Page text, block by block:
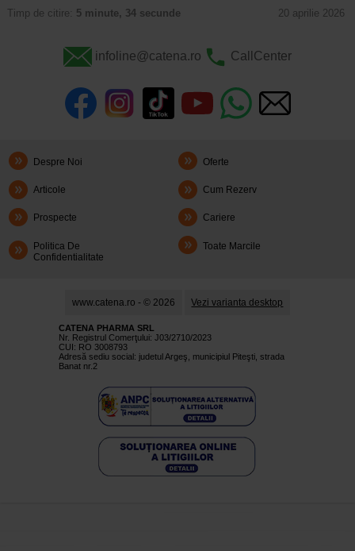
Timp de citire: 5 minute, 34 secunde 20 aprilie 2026
infoline@catena.ro CallCenter
Despre Noi Oferte
Articole Cum Rezerv
Prospecte Cariere
Politica De
Confidentialitate
Toate Marcile
www.catena.ro - © 2026 Vezi varianta desktop
CATENA PHARMA SRL
Nr. Registrul Comerţului: J03/2710/2023
CUI: RO 3008793
Adresă sediu social: judetul Argeş, municipiul Piteşti, strada
Banat nr.2